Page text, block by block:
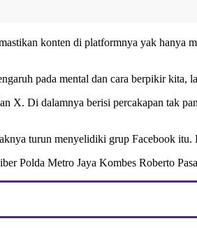
konten di platformnya yak
pada mental dan cara berpikir
X. Di dalamnya berisi percakapan tak
turun menyelidiki grup Facebook
Polda Metro Jaya Kombes Roberto